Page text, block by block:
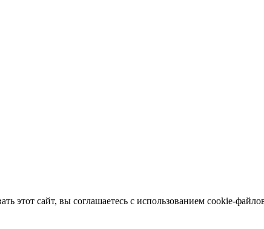
этот сайт, вы соглашаетесь с использованием cookie-